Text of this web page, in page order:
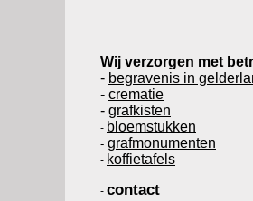
Wij verzorgen met
- begravenis in
- crematie
- grafkisten
- bloemstukken
- grafmonumenten
- koffietafels
- contact